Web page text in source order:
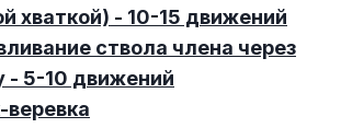
хваткой) - 10-15 движений
ствола члена через
- 5-10 движений